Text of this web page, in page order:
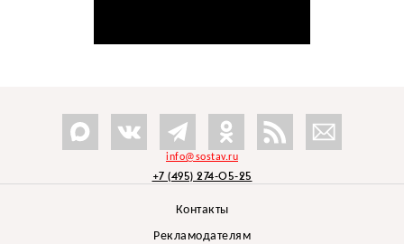
info@sostav.ru
+7 (495) 274-05-25
Контакты
Рекламодателям